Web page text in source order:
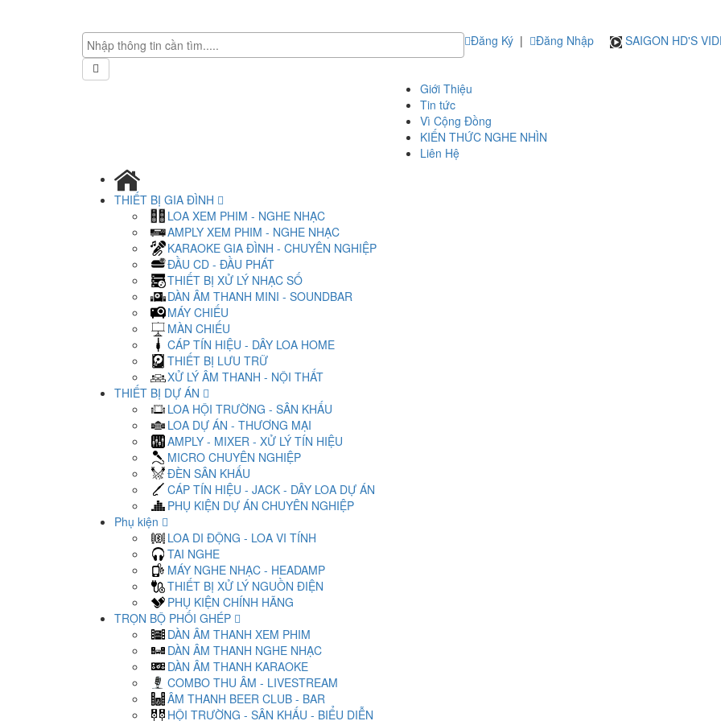
Đăng Ký | Đăng Nhập SAIGON HD'S
Giới Thiệu
Tin tức
Vì Cộng Đồng
KIẾN THỨC NGHE NHÌN
Liên Hệ
THIẾT BỊ GIA ĐÌNH
LOA XEM PHIM - NGHE NHẠC
AMPLY XEM PHIM - NGHE NHẠC
KARAOKE GIA ĐÌNH - CHUYÊN NGHIỆP
ĐẦU CD - ĐẦU PHÁT
THIẾT BỊ XỬ LÝ NHẠC SỐ
DÀN ÂM THANH MINI - SOUNDBAR
MÁY CHIẾU
MÀN CHIẾU
CÁP TÍN HIỆU - DÂY LOA HOME
THIẾT BỊ LƯU TRỮ
XỬ LÝ ÂM THANH - NỘI THẤT
THIẾT BỊ DỰ ÁN
LOA HỘI TRƯỜNG - SÂN KHẤU
LOA DỰ ÁN - THƯƠNG MẠI
AMPLY - MIXER - XỬ LÝ TÍN HIỆU
MICRO CHUYÊN NGHIỆP
ĐÈN SÂN KHẤU
CÁP TÍN HIỆU - JACK - DÂY LOA DỰ ÁN
PHỤ KIỆN DỰ ÁN CHUYÊN NGHIỆP
Phụ kiện
LOA DI ĐỘNG - LOA VI TÍNH
TAI NGHE
MÁY NGHE NHẠC - HEADAMP
THIẾT BỊ XỬ LÝ NGUỒN ĐIỆN
PHỤ KIỆN CHÍNH HÃNG
TRỌN BỘ PHỐI GHÉP
DÀN ÂM THANH XEM PHIM
DÀN ÂM THANH NGHE NHẠC
DÀN ÂM THANH KARAOKE
COMBO THU ÂM - LIVESTREAM
ÂM THANH BEER CLUB - BAR
HỘI TRƯỜNG - SÂN KHẤU - BIỂU DIỄN